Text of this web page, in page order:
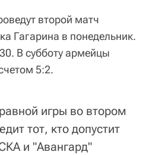
второй матч
Гагарина в понедельник.
В субботу армейцы
5:2.
игры во втором
тот, кто допустит
и "Авангард"